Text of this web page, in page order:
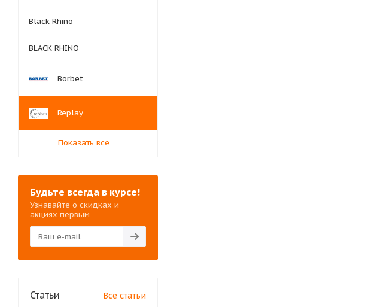
Black Rhino
BLACK RHINO
Borbet
Replay
Показать все
Будьте всегда в курсе!
Узнавайте о скидках и
акциях первым
Статьи Все статьи